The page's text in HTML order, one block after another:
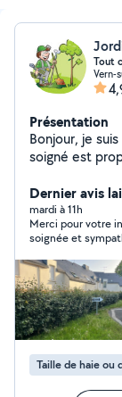
Tout
Vern-
Présentation
Bonjour, je suis
soigné est propre Couverture-charpente.
travaux de maçonnerie.
Dernier avis
mardi à 11h
Merci pour votre intervention.
soignée et
Taille de haie ou